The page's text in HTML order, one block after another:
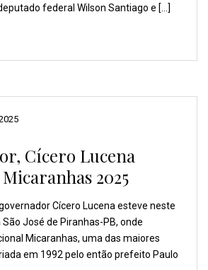
federal Wilson Santiago e […]
Cícero Lucena
2025
Cícero Lucena esteve neste
José de Piranhas-PB, onde
Micaranhas, uma das maiores
em 1992pelo então prefeito Paulo